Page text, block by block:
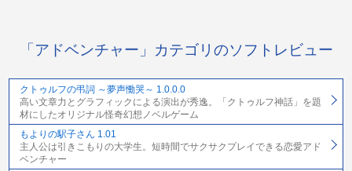
「アドベンチャー」カテゴリのソフトレビュー
クトゥルフの弔詞 ～夢声慟哭～ 1.0.0.0
高い文章力とグラフィックによる演出が秀逸。「クトゥルフ神話」を題
材にしたオリジナル怪奇幻想ノベルゲーム
もよりの駅子さん 1.01
主人公は引きこもりの大学生。短時間でサクサクプレイできる恋愛アド
ベンチャー